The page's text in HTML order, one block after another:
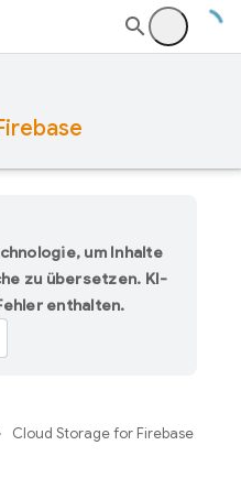
um Inhalte
zu übersetzen. KI-
enthalten.
Cloud Storage for Firebase